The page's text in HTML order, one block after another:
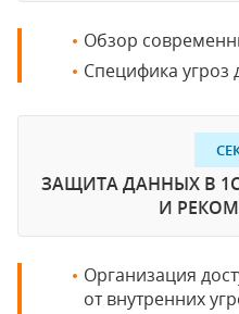
Обзор
Специфика угроз
ЗАЩИТА ДАННЫХ В
И
Организация
от внутренних